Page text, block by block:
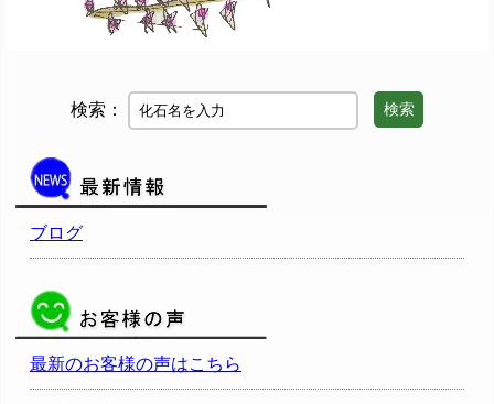
検索： 検索
ブログ
最新のお客様の声はこちら